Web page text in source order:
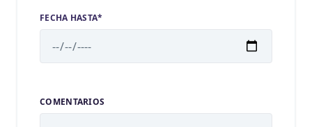
FECHA HASTA*
COMENTARIOS